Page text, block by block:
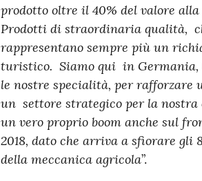
prodotto oltre il 40% del valore
Prodotti di straordinaria qualità,
rappresentano sempre più un
turistico. Siamo qui in Germania,
le nostre specialità, per rafforzare
un settore strategico per la
un vero proprio boom anche sul
2018, dato che arriva a sfiorare
della meccanica agricola”.